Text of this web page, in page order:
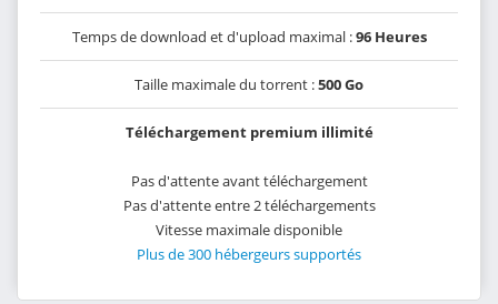
Temps de download et d'upload maximal :96 Heures
Taille maximale du torrent :500 Go
Téléchargement premium illimité
Pas d'attente avant téléchargement
Pas d'attente entre 2 téléchargements
Vitesse maximale disponible
Plus de 300 hébergeurs supportés